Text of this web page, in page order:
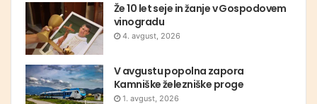
Že 10 let seje in žanje v Gospodovem
vinogradu
4. avgust, 2026
V avgustu popolna zapora
Kamniške železniške proge
1. avgust, 2026